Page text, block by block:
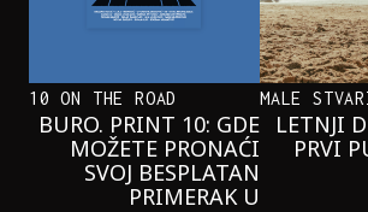
10 ON THE ROAD
BURO. PRINT 10: GDE
MOŽETE PRONAĆI
SVOJ BESPLATAN
PRIMERAK U
MALE
LETNJI
PRVI